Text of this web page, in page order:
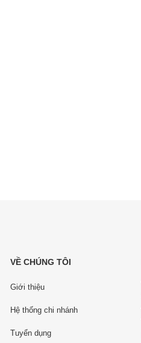
VỀ CHÚNG TÔI
Giới thiệu
Hệ thống chi nhánh
Tuyển dụng